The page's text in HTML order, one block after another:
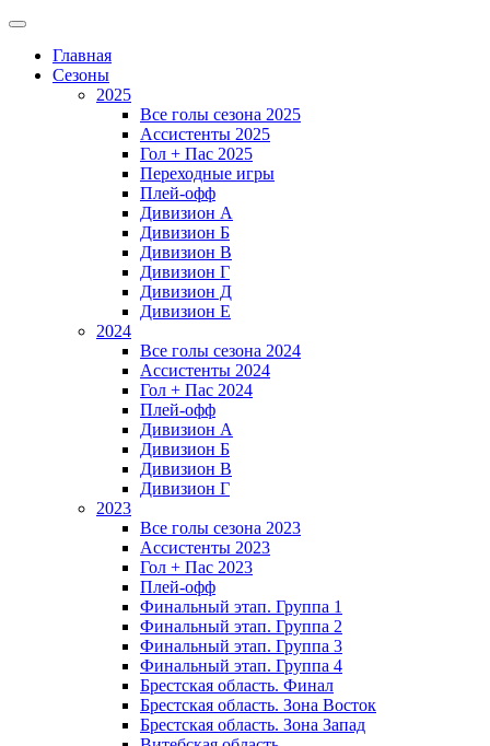
Главная
Сезоны
2025
Все голы сезона 2025
Ассистенты 2025
Гол + Пас 2025
Переходные игры
Плей-офф
Дивизион A
Дивизион Б
Дивизион В
Дивизион Г
Дивизион Д
Дивизион Е
2024
Все голы сезона 2024
Ассистенты 2024
Гол + Пас 2024
Плей-офф
Дивизион A
Дивизион Б
Дивизион В
Дивизион Г
2023
Все голы сезона 2023
Ассистенты 2023
Гол + Пас 2023
Плей-офф
Финальный этап. Группа 1
Финальный этап. Группа 2
Финальный этап. Группа 3
Финальный этап. Группа 4
Брестская область. Финал
Брестская область. Зона Восток
Брестская область. Зона Запад